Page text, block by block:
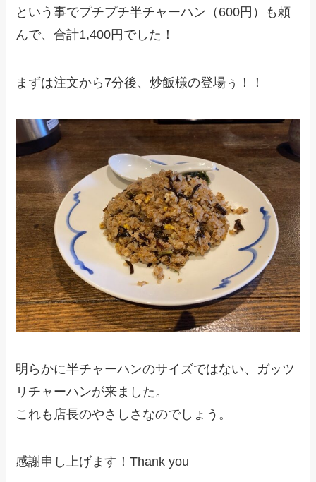
という事でプチプチ半チャーハン（600円）も頼
んで、合計1,400円でした！
まずは注文から7分後、炒飯様の登場ぅ！！
明らかに半チャーハンのサイズではない、ガッツ
リチャーハンが来ました。
これも店長のやさしさなのでしょう。
感謝申し上げます！Thank you